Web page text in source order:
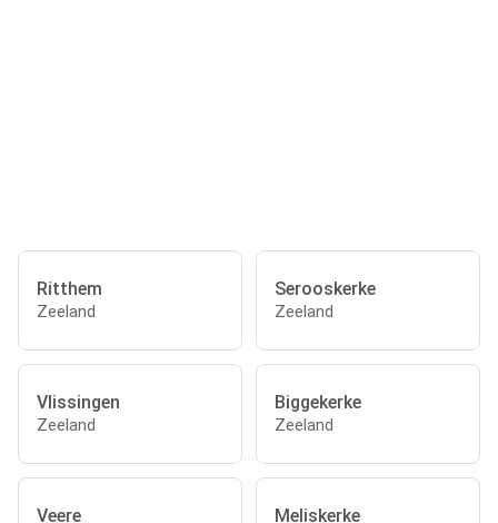
Ritthem
Zeeland
Serooskerke
Zeeland
Vlissingen
Zeeland
Biggekerke
Zeeland
Veere Meliskerke